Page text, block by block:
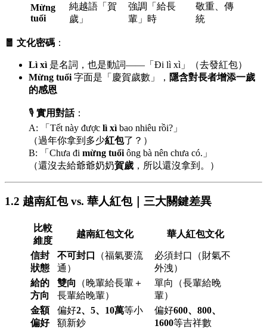
Mừng
tuổi
純越語「賀
歲」
強調「給長
輩」時
敬重、傳
統
🧧 文化密碼 ：
Lì xì 是名詞，也是動詞——「Đi lì xì」（去發紅包）
Mừng tuổi 字面是「慶賀歲數」， 隱含對長者增添一歲
的感恩
🎙️ 實用對話：
A: 「Tết này được lì xì bao nhiêu rồi?」
（過年你拿到多少紅包了？）
B: 「Chưa đi mừng tuổi ông bà nên chưa có.」
（還沒去給爺爺奶奶賀歲 ，所以還沒拿到。）
1.2 越南紅包 vs. 華人紅包｜三大關鍵差異
比較
維度
越南紅包文化 華人紅包文化
信封
狀態
不可封口
（福氣要流
通）
必須封口（財氣不
外洩）
給的
方向
雙向
（晚輩給長輩＋
長輩給晚輩）
單向（長輩給晚
輩）
金額
偏好
偏好2、5、10萬等小
額新鈔
偏好600、800、
1600等吉祥數